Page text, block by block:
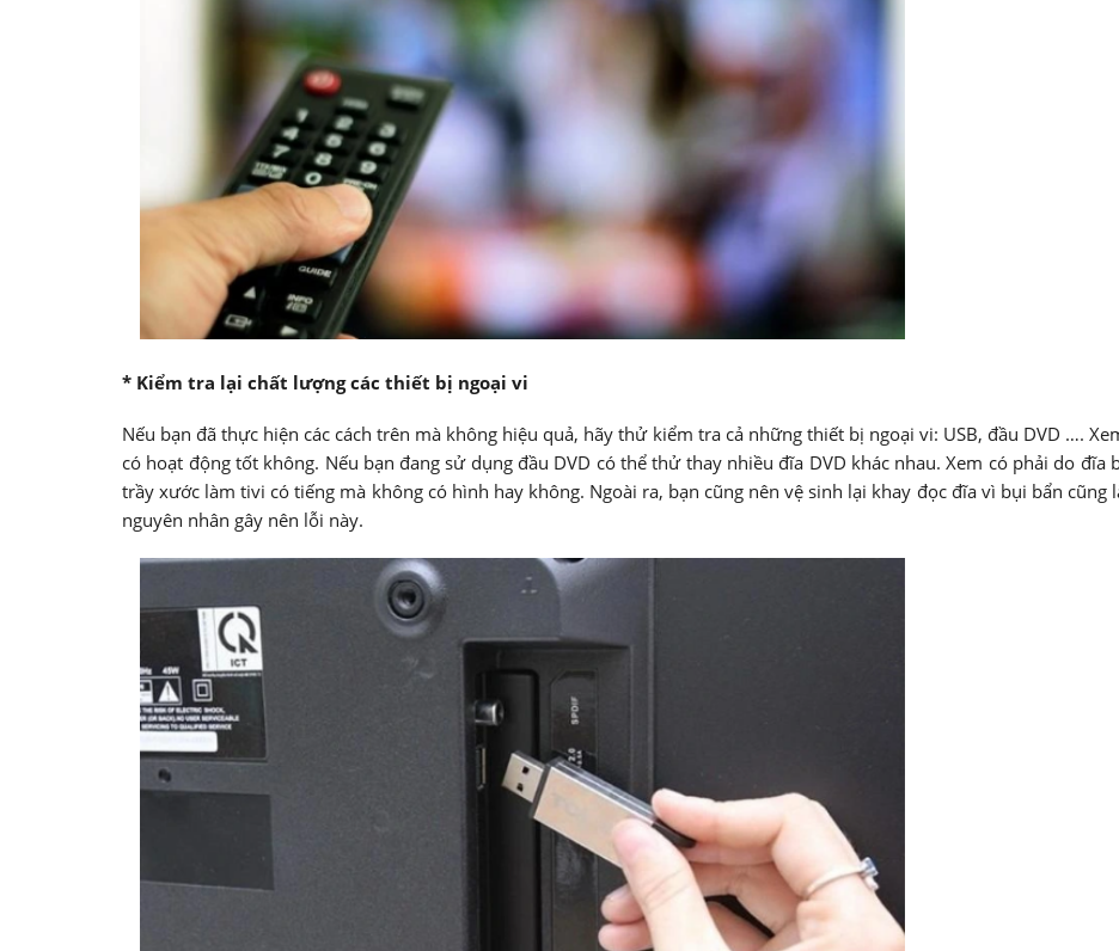
* Kiểm tra lại chất lượng các thiết bị ngoại vi
Nếu bạn đã thực hiện các cách trên mà không hiệu quả, hãy thử kiểm tra cả những thiết bị ngoại vi: USB, đầu DVD ….
có hoạt động tốt không. Nếu bạn đang sử dụng đầu DVD có thể thử thay nhiều đĩa DVD khác nhau. Xem có phải do đĩa
trầy xước làm tivi có tiếng mà không có hình hay không. Ngoài ra, bạn cũng nên vệ sinh lại khay đọc đĩa vì bụi bẩn cũng
nguyên nhân gây nên lỗi này.